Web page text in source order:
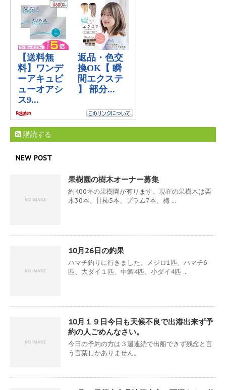
購読する
NEW POST
果樹園の樹木オーナー募集
約400坪の果樹園が有ります。現在の果樹木は栗
木30本、甘柿5本、プラム7本、梅 ...
10月26日の釣果
ハマチ釣りに行きました。メジロ1匹、ハマチ6
匹、大ダイ１匹、中鯛4匹、小ダイ4匹 ...
10月１９日今日も天候不良で出港出来ず予
約の人ごめんなさい。
今日の予約の方は３週連続で出船できず残念と言
う言葉しかありません。